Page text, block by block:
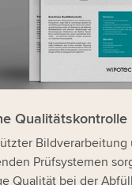
Qualitätskontrolle
Bildverarbeitung
Prüfsystemen
Qualität bei der